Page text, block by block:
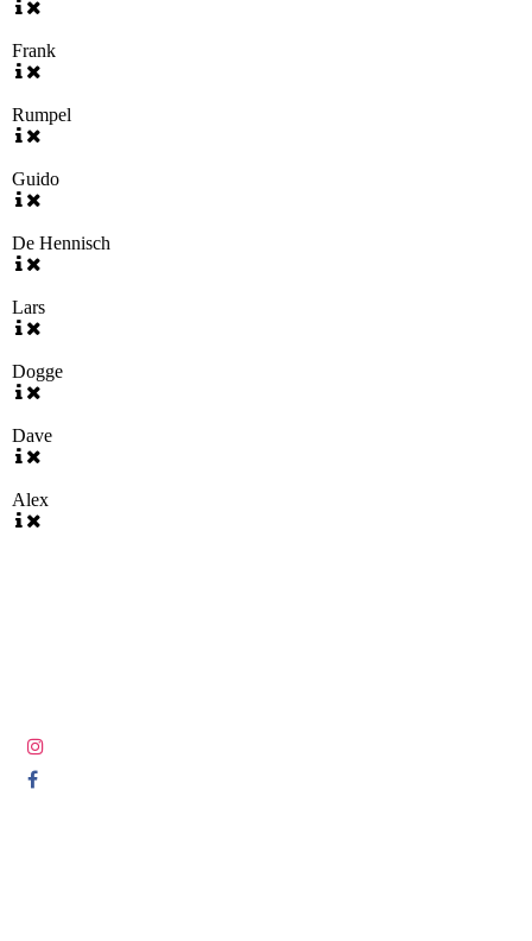
Frank
Rumpel
Guido
De Hennisch
Lars
Dogge
Dave
Alex